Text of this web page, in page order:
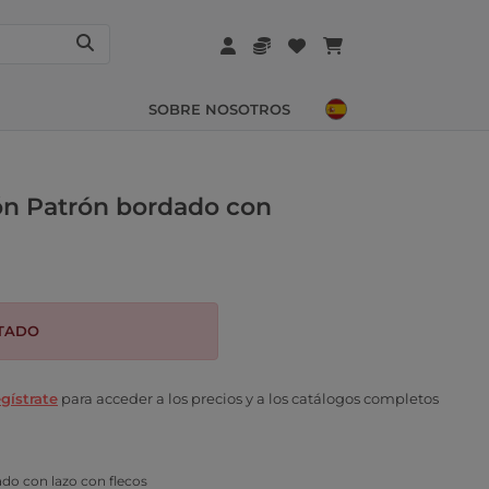
SOBRE NOSOTROS
Patrón bordado con
para acceder a los precios y a los catálogos completos
con lazo con flecos